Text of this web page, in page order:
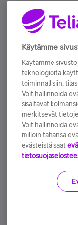
Älä jää paitsi
Tilaa Telian
sähköpostiisi.
Tilaa nyt
Käytämme
Käytämme
teknologioita
toiminnallisiin,
Voit hallinnoida
sisältävät
merkitsevät
Voit hallinnoida
milloin tahansa
evästeistä saat